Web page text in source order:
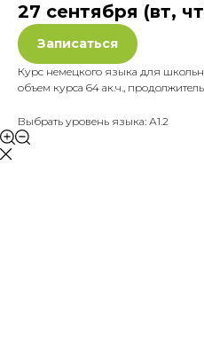
27 сентября (вт,
Записаться
Курс немецкого языка для
объем курса 64 ак.ч.,
Выбрать уровень языка: А1.2